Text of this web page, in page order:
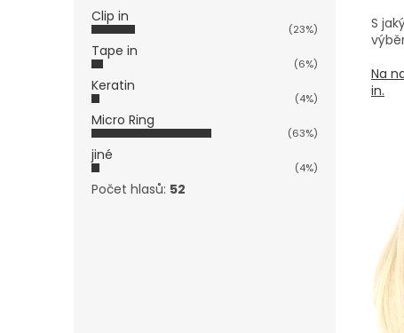
Clip in
(23%)
Tape in
(6%)
Keratin
(4%)
Micro Ring
(63%)
jiné
(4%)
Počet hlasů: 52
S
Na
in.